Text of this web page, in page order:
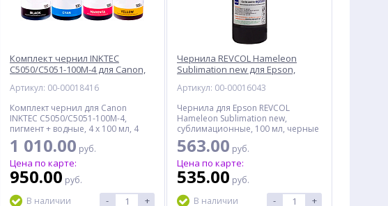
Комплект чернил INKTEC
C5050/C5051-100M-4 для Canon,
цвета
Артикул: 00-00018416
Комплект чернил для Canon
INKTEC C5050/C5051-100M-4,
пигмент + водные, 4 x 100 мл, 4
цвета
1 010.00 руб.
Цена по карте:
950.00 руб.
В наличии
- +
Чернила REVCOL Hameleon
Sublimation new для Epson,
черный
Артикул: 00-00016043
Чернила для Epson REVCOL
Hameleon Sublimation new,
сублимационные, 100 мл, черные
563.00 руб.
Цена по карте:
535.00 руб.
В наличии
- +